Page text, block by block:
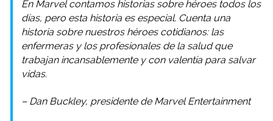
En Marvel contamos historias sobre héroes todos los
días, pero esta historia es especial. Cuenta una
historia sobre nuestros héroes cotidianos: las
enfermeras y los profesionales de la salud que
trabajan incansablemente y con valentía para salvar
vidas.
– Dan Buckley, presidente de Marvel Entertainment